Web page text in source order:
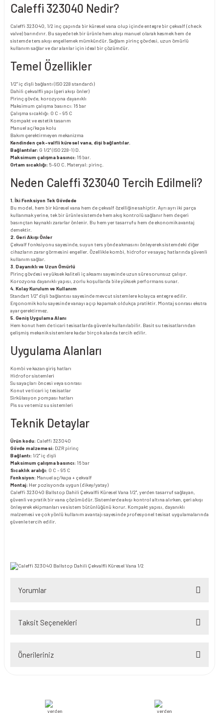
Caleffi 323040 Nedir?
Caleffi 323040, 1/2 inç çapında bir küresel vana olup içinde entegre bir çekvalf (check
valve) barındırır. Bu sayede tek bir ürünle hem akışı manuel olarak kesmek hem de
sistemde ters akışı engellemek mümkündür. Sağlam pirinç gövdesi, uzun ömürlü
kullanım sağlar ve dar alanlar için ideal bir çözümdür.
Temel Özellikler
1/2" iç dişli bağlantı (ISO 228 standardı)
Dahili çekvalfli yapı (geri akışı önler)
Pirinç gövde, korozyona dayanıklı
Maksimum çalışma basıncı: 16 bar
Çalışma sıcaklığı: 0 C – 95 C
Kompakt ve estetik tasarım
Manuel aç/kapa kolu
Bakım gerektirmeyen mekanizma
Kendinden çek-valfli küresel vana, dişi bağlantılar.
Bağlantılar: G 1/2" (ISO 228-1) D.
Maksimum çalışma basıncı: 16 bar.
Ortam sıcaklığı: 5–90 C. Materyal: pirinç.
Neden Caleffi 323040 Tercih Edilmeli?
1. İki Fonksiyon Tek Gövdede
Bu model, hem bir küresel vana hem de çekvalf özelliğine sahiptir. Ayrı ayrı iki parça
kullanmak yerine, tek bir ürünle sistemde hem akış kontrolü sağlanır hem de geri
basınçtan kaynaklı zararlar önlenir. Bu hem yer tasarrufu hem de ekonomik avantaj
demektir.
2. Geri Akışı Önler
Çekvalf fonksiyonu sayesinde, suyun ters yönde akmasını önleyerek sistemdeki diğer
cihazların zarar görmesini engeller. Özellikle kombi, hidrofor ve sayaç hatlarında güvenli
kullanım sağlar.
3. Dayanıklı ve Uzun Ömürlü
Pirinç gövdesi ve yüksek kaliteli iç aksamı sayesinde uzun süre sorunsuz çalışır.
Korozyona dayanıklı yapısı, zorlu koşullarda bile yüksek performans sunar.
4. Kolay Kurulum ve Kullanım
Standart 1/2" dişli bağlantısı sayesinde mevcut sistemlere kolayca entegre edilir.
Ergonomik kolu sayesinde vanayı açıp kapamak oldukça pratiktir. Montaj sonrası ekstra
ayar gerektirmez.
5. Geniş Uygulama Alanı
Hem konut hem de ticari tesisatlarda güvenle kullanılabilir. Basit su tesisatlarından
gelişmiş mekanik sistemlere kadar birçok alanda tercih edilir.
Uygulama Alanları
Kombi ve kazan giriş hatları
Hidrofor sistemleri
Su sayaçları öncesi veya sonrası
Konut ve ticari iç tesisatlar
Sirkülasyon pompası hatları
Pis su ve temiz su sistemleri
Teknik Detaylar
Ürün kodu: Caleffi 323040
Gövde malzemesi: DZR pirinç
Bağlantı: 1/2" iç dişli
Maksimum çalışma basıncı: 16 bar
Sıcaklık aralığı: 0 C – 95 C
Fonksiyon: Manuel aç/kapa + çekvalf
Montaj: Her pozisyonda uygun (dikey/yatay)
Caleffi 323040 Ballstop Dahili Çekvalfli Küresel Vana 1/2", yerden tasarruf sağlayan,
güvenli ve pratik bir vana çözümüdür. Sistemlerde akışı kontrol altına alırken, geri akışı
önleyerek ekipmanları ve sistem bütünlüğünü korur. Kompakt yapısı, dayanıklı
malzemesi ve çok yönlü kullanım avantajı sayesinde profesyonel tesisat uygulamalarında
güvenle tercih edilir.
Yorumlar
Taksit Seçenekleri
Önerileriniz
iletebilirsiniz.
Görüş ve önerileriniz için teşekkür ederiz.